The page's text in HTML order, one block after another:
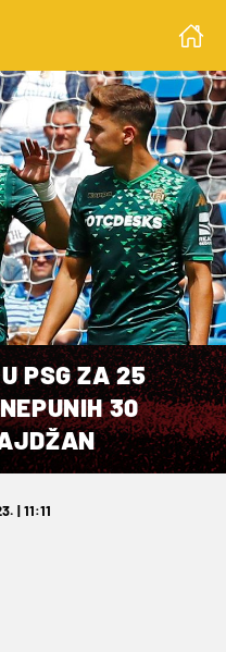
PSG ZA 25
30
| 11:11